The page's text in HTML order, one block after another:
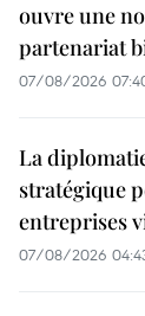
ouvre une
partenariat
07/08/2026
La
stratégique
entreprises
07/08/2026